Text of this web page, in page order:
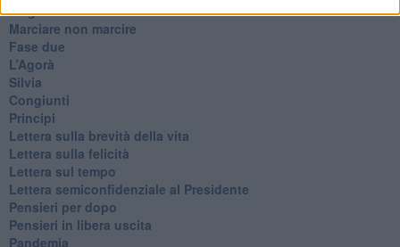
​La guerra dei mondi
Marciare non marcire
Fase due
L’Agorà
Silvia
Congiunti
Principi
​Lettera sulla brevità della vita
​Lettera sulla felicità
​Lettera sul tempo
Lettera semiconfidenziale al Presidente
Pensieri per dopo
​Pensieri in libera uscita
Pandemia